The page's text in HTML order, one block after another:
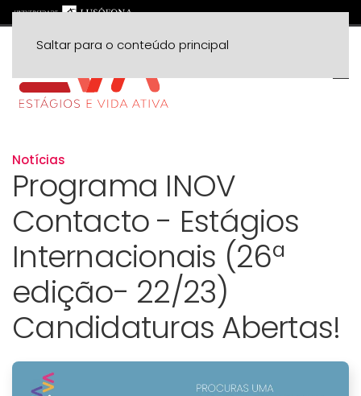
Saltar para o conteúdo principal
Notícias
Programa INOV
Contacto - Estágios
Internacionais (26ª
edição- 22/23)
Candidaturas Abertas!